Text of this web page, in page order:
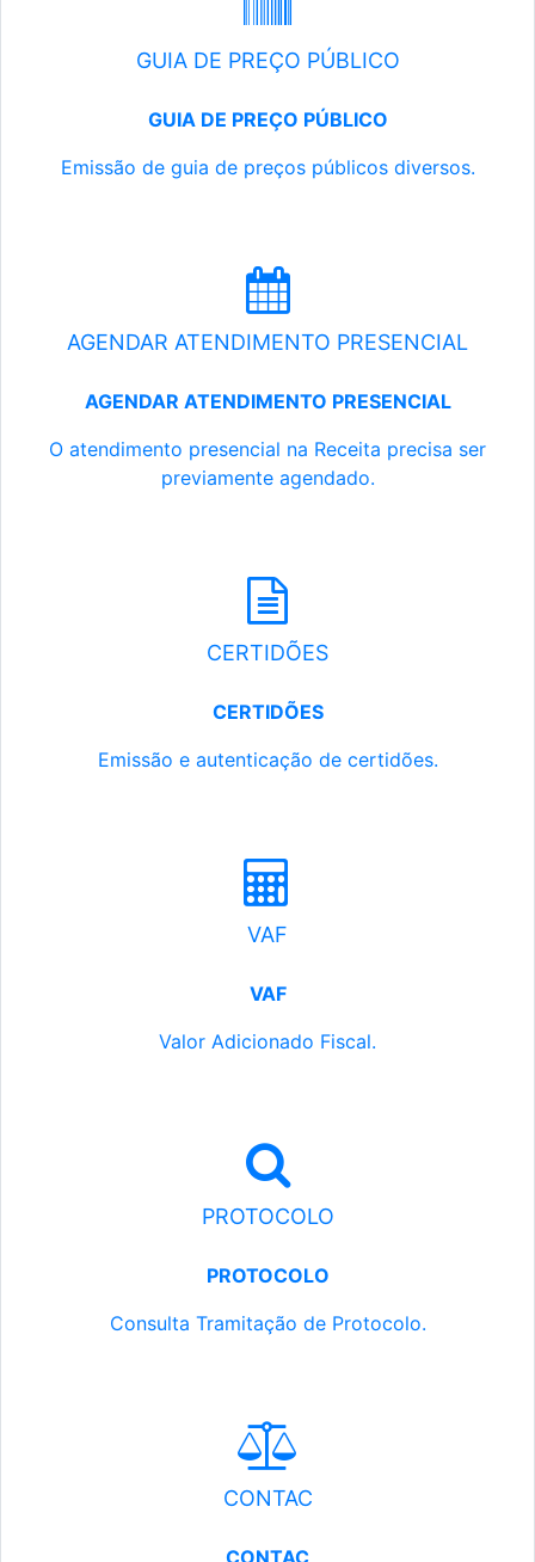
GUIA DE PREÇO PÚBLICO
GUIA DE PREÇO PÚBLICO
Emissão de guia de preços públicos diversos.
AGENDAR ATENDIMENTO PRESENCIAL
AGENDAR ATENDIMENTO PRESENCIAL
O atendimento presencial na Receita precisa ser
previamente agendado.
CERTIDÕES
CERTIDÕES
Emissão e autenticação de certidões.
VAF
VAF
Valor Adicionado Fiscal.
PROTOCOLO
PROTOCOLO
Consulta Tramitação de Protocolo.
CONTAC